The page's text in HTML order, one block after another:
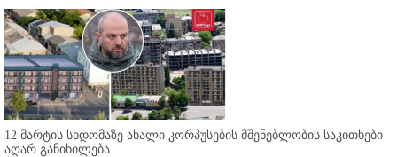
12 მარტის სხდომაზე ახალი კორპუსების მშენებლობის საკითხები
აღარ განიხილება